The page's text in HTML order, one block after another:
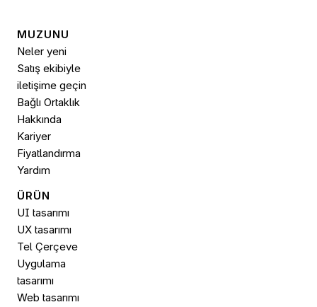
MUZUNU
Neler yeni
Satış ekibiyle
iletişime geçin
Bağlı Ortaklık
Hakkında
Kariyer
Fiyatlandırma
Yardım
ÜRÜN
UI tasarımı
UX tasarımı
Tel Çerçeve
Uygulama
tasarımı
Web tasarımı